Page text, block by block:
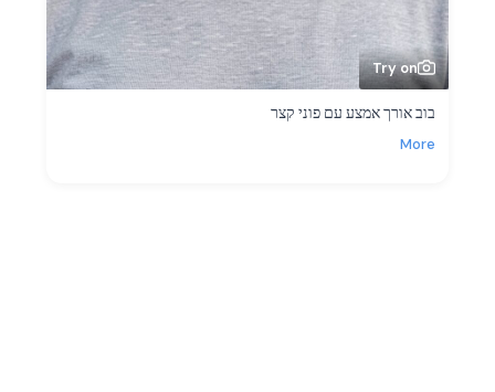
Try on
בוב אורך אמצע עם פוני קצר
More